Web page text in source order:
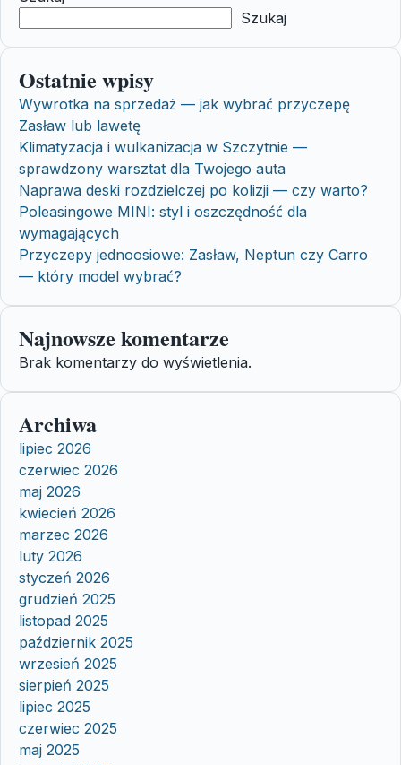
Szukaj
Ostatnie wpisy
Wywrotka na sprzedaż — jak wybrać przyczepę
Zasław lub lawetę
Klimatyzacja i wulkanizacja w Szczytnie —
sprawdzony warsztat dla Twojego auta
Naprawa deski rozdzielczej po kolizji — czy warto?
Poleasingowe MINI: styl i oszczędność dla
wymagających
Przyczepy jednoosiowe: Zasław, Neptun czy Carro
— który model wybrać?
Najnowsze komentarze
Brak komentarzy do wyświetlenia.
Archiwa
lipiec 2026
czerwiec 2026
maj 2026
kwiecień 2026
marzec 2026
luty 2026
styczeń 2026
grudzień 2025
listopad 2025
październik 2025
wrzesień 2025
sierpień 2025
lipiec 2025
czerwiec 2025
maj 2025